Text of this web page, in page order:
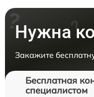
Нужна
Закажите
Бесплатная
специалистом